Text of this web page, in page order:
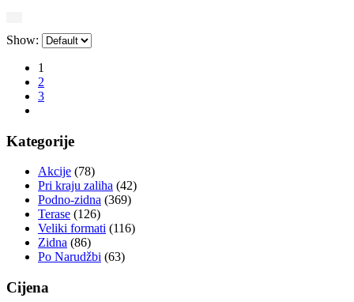
Show:
1
2
3
Kategorije
Akcije (78)
Pri kraju zaliha (42)
Podno-zidna (369)
Terase (126)
Veliki formati (116)
Zidna (86)
Po Narudžbi (63)
Cijena